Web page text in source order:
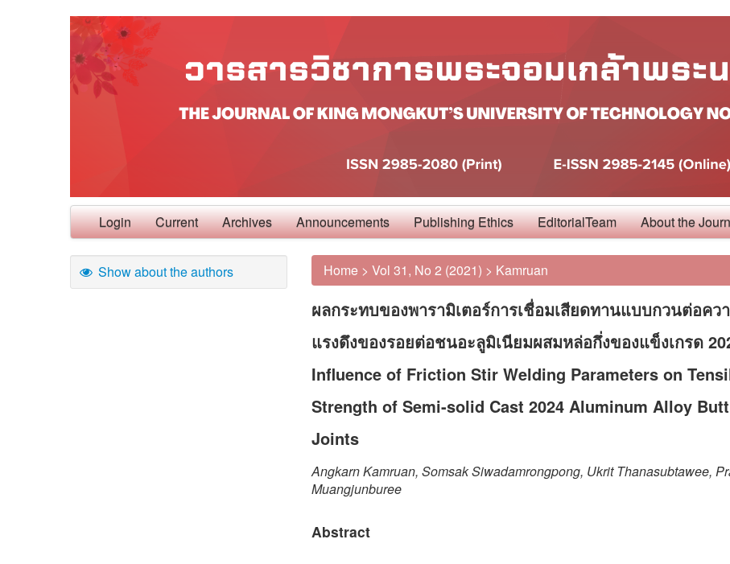
Login Current Archives Announcements Publishing Ethics EditorialTeam About the
Show about the authors Home > Vol 31, No 2 (2021) > Kamruan
ผลกระทบของพารามิเตอร์การเชื่อมเสียดทานแบบกวนต่อคว
แรงดึงของรอยต่อชนอะลูมิเนียมผสมหล่อกึ่งของแข็งเกรด
Influence of Friction Stir Welding Parameters on
Strength of Semi-solid Cast 2024 Aluminum Alloy Butt
Joints
Angkarn Kamruan, Somsak Siwadamrongpong, Ukrit Thanasubtawee,
Muangjunburee
Abstract